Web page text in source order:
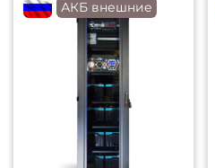
flagRUАКБ внешние